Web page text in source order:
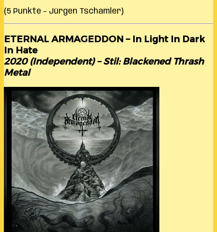
(5 Punkte – Jürgen Tschamler)
ETERNAL ARMAGEDDON – In Light In Dark
In Hate
2020 (Independent) – Stil: Blackened Thrash
Metal